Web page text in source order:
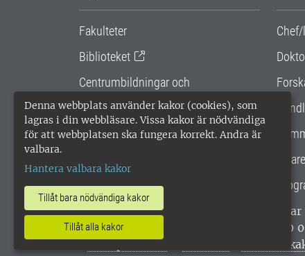
Denna webbplats använder kakor (cookies), som
lagras i din webbläsare. Vissa kakor är nödvändiga
för att webbplatsen ska fungera korrekt. Andra är
valbara.
Hantera valbara kakor
Tillåt bara nödvändiga kakor
Tillåt alla kakor
Fakulteter
Biblioteket
Centrumbildningar och
samarbetsprojekt
Gemensamma verksamhetsstödet
SLU, Sveriges lantbruksuniversitet,
enligt ISO 14001. •
Telefon: 018-67 10
Hantera